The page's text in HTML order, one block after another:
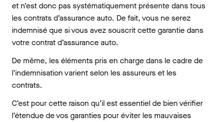
et n’est donc pas systématiquement présente dans tous
les contrats d’assurance auto. De fait, vous ne serez
indemnisé que si vous avez souscrit cette garantie dans
votre contrat d’assurance auto.
De même, les éléments pris en charge dans le cadre de
l’indemnisation varient selon les assureurs et les
contrats.
C’est pour cette raison qu’il est essentiel de bien vérifier
l’étendue de vos garanties pour éviter les mauvaises